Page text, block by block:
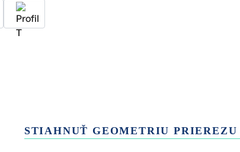
STIAHNUŤ GEOMETRIU PRIEREZU